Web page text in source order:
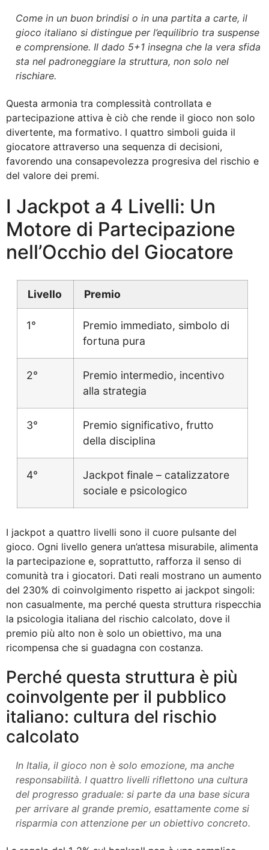
Come in un buon brindisi o in una partita a carte, il
gioco italiano si distingue per l’equilibrio tra suspense
e comprensione. Il dado 5+1 insegna che la vera sfida
sta nel padroneggiare la struttura, non solo nel
rischiare.
Questa armonia tra complessità controllata e
partecipazione attiva è ciò che rende il gioco non solo
divertente, ma formativo. I quattro simboli guida il
giocatore attraverso una sequenza di decisioni,
favorendo una consapevolezza progresiva del rischio e
del valore dei premi.
I Jackpot a 4 Livelli: Un
Motore di Partecipazione
nell’Occhio del Giocatore
Livello Premio
1°
Premio immediato, simbolo di
fortuna pura
2°
Premio intermedio, incentivo
alla strategia
3°
Premio significativo, frutto
della disciplina
4°
Jackpot finale – catalizzatore
sociale e psicologico
I jackpot a quattro livelli sono il cuore pulsante del
gioco. Ogni livello genera un’attesa misurabile, alimenta
la partecipazione e, soprattutto, rafforza il senso di
comunità tra i giocatori. Dati reali mostrano un aumento
del 230% di coinvolgimento rispetto ai jackpot singoli:
non casualmente, ma perché questa struttura rispecchia
la psicologia italiana del rischio calcolato, dove il
premio più alto non è solo un obiettivo, ma una
ricompensa che si guadagna con costanza.
Perché questa struttura è più
coinvolgente per il pubblico
italiano: cultura del rischio
calcolato
In Italia, il gioco non è solo emozione, ma anche
responsabilità. I quattro livelli riflettono una cultura
del progresso graduale: si parte da una base sicura
per arrivare al grande premio, esattamente come si
risparmia con attenzione per un obiettivo concreto.